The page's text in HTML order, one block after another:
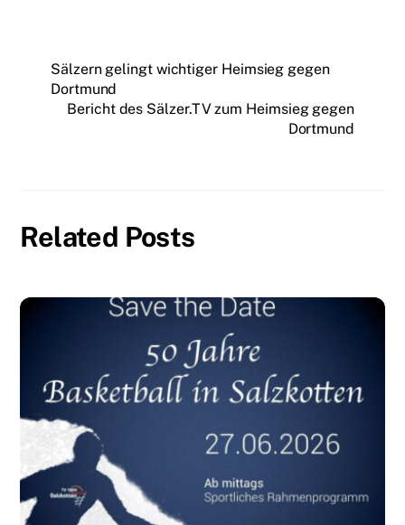
Sälzern gelingt wichtiger Heimsieg gegen
Dortmund
Bericht des Sälzer.TV zum Heimsieg gegen
Dortmund
Related Posts